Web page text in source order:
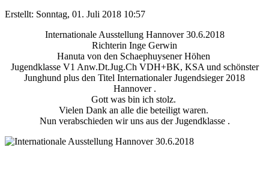
Erstellt: Sonntag, 01. Juli 2018 10:57
Internationale Ausstellung Hannover 30.6.2018
Richterin Inge Gerwin
Hanuta von den Schaephuysener Höhen
Jugendklasse V1 Anw.Dt.Jug.Ch VDH+BK, KSA und schönster
Junghund plus den Titel Internationaler Jugendsieger 2018
Hannover .
Gott was bin ich stolz.
Vielen Dank an alle die beteiligt waren.
Nun verabschieden wir uns aus der Jugendklasse .